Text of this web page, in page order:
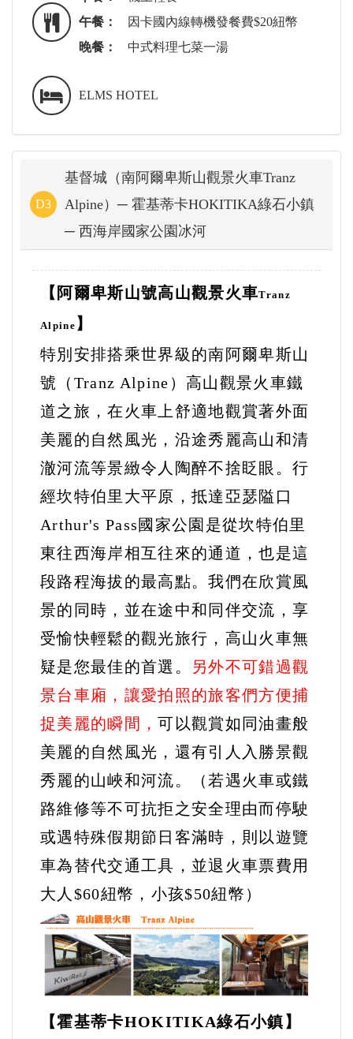
午餐：
因卡國內線轉機發餐費$20紐幣
晚餐：
中式料理七菜一湯
ELMS HOTEL
D3
基督城（南阿爾卑斯山觀景火車Tranz
Alpine）─ 霍基蒂卡HOKITIKA綠石小鎮
─ 西海岸國家公園冰河
【阿爾卑斯山號高山觀景火車Tranz
Alpine 】
特別安排搭乘世界級的南阿爾卑斯山
號（Tranz Alpine）高山觀景火車鐵
道之旅，在火車上舒適地觀賞著外面
美麗的自然風光，沿途秀麗高山和清
澈河流等景緻令人陶醉不捨眨眼。行
經坎特伯里大平原，抵達亞瑟隘口
Arthur's Pass國家公園是從坎特伯里
東往西海岸相互往來的通道，也是這
段路程海拔的最高點。我們在欣賞風
景的同時，並在途中和同伴交流，享
受愉快輕鬆的觀光旅行，高山火車無
疑是您最佳的首選。
另外不可錯過觀
景台車廂，讓愛拍照的旅客們方便捕
捉美麗的瞬間，可以觀賞如同油畫般
美麗的自然風光，還有引人入勝景觀
秀麗的山峽和河流。
（若遇火車或鐵
路維修等不可抗拒之安全理由而停駛
或遇特殊假期節日客滿時，則以遊覽
車為替代交通工具，並退火車票費用
大人$60紐幣，小孩$50紐幣）
【霍基蒂卡HOKITIKA綠石小鎮】